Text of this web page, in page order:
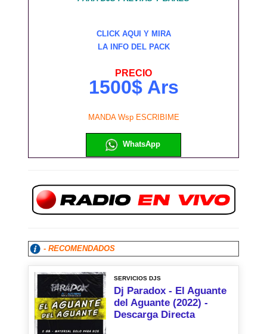
CLICK AQUI Y MIRA
LA INFO DEL PACK
PRECIO
1500$ Ars
MANDA Wsp ESCRIBIME
WhatsApp
- RECOMENDADOS
SERVICIOS DJS
Dj Paradox - El Aguante
del Aguante (2022) -
Descarga Directa